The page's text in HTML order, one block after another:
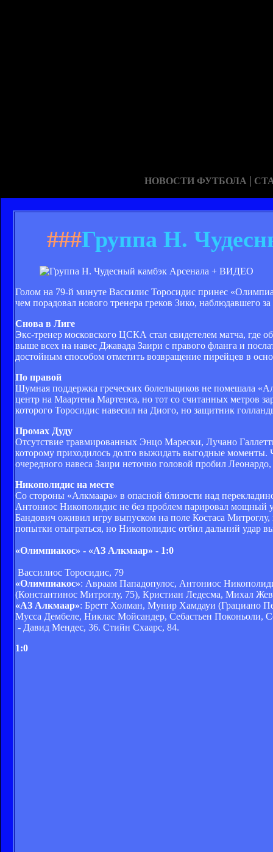
НОВОСТИ ФУТБОЛА |
###Группа H.
Голом на 79-й минуте Вассилис Торосидис принес
чем порадовал нового тренера греков Зико, наблюдавшего за
Снова в Лиге
Экс-тренер московского ЦСКА стал свидетелем матча, где
выше всех на навес Джавада Заири с правого фланга и
достойным способом отметить возвращение пирейцев в
По правой
Шумная поддержка греческих болельщиков не помешала
центр на Маартена Мартенса, но тот со считанных метров
которого Торосидис навесил на Диого, но защитник
Промах Дуду
Отсутствие травмированных Энцо Марески, Лучано
которому приходилось долго выжидать выгодные
очередного навеса Заири неточно головой пробил
Никополидис на месте
Со стороны «Алкмаара» в опасной близости над
Антониос Никополидис не без проблем парировал мощный
Бандович оживил игру выпуском на поле Костаса
попытки отыграться, но Никополидис отбил дальний удар
«Олимпиакос» - «АЗ Алкмаар» - 1:0
Вассилиос Торосидис, 79
«Олимпиакос»: Авраам Пападопулос, Антониос
(Константинос Митроглу, 75), Кристиан Ледесма, Михал
«АЗ Алкмаар»: Бретт Холман, Мунир Хамдауи (Грациано
Мусса Дембеле, Никлас Мойсандер, Себастьен Поконьоли,
- Давид Мендес, 36. Стийн Схаарс, 84.
1:0